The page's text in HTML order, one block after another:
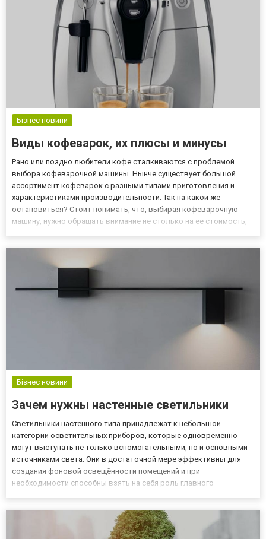
Бізнес новини
Виды кофеварок, их плюсы и минусы
Рано или поздно любители кофе сталкиваются с проблемой
выбора кофеварочной машины. Нынче существует большой
ассортимент кофеварок с разными типами приготовления и
характеристиками производительности. Так на какой же
остановиться? Стоит понимать, что, выбирая кофеварочную
машину, нужно обращать внимание не столько на ее стоимость,
Бізнес новини
Зачем нужны настенные светильники
Светильники настенного типа принадлежат к небольшой
категории осветительных приборов, которые одновременно
могут выступать не только вспомогательными, но и основными
источниками света. Они в достаточной мере эффективны для
создания фоновой освещённости помещений и при
необходимости способны взять на себя роль главного
коридоров и проходных зон,...